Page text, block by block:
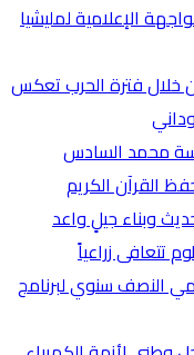
الإعلامية لمليشيا
خلال فترة الحرب تعكس
محمد السادس
القرآن الكريم
وبناء جيلٍ واعد
تتعافى زراعياً
النصف سنوي لبرنامج